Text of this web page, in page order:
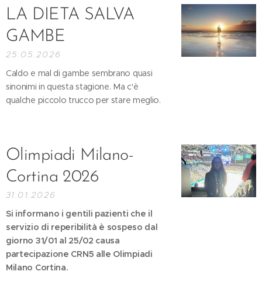
LA DIETA SALVA
GAMBE
25.05.2026
Caldo e mal di gambe sembrano quasi
sinonimi in questa stagione. Ma c'è
qualche piccolo trucco per stare meglio.
Olimpiadi Milano-
Cortina 2026
31.01.2026
Si informano i gentili pazienti che il
servizio di reperibilità è sospeso dal
giorno 31/01 al 25/02 causa
partecipazione CRN5 alle Olimpiadi
Milano Cortina.